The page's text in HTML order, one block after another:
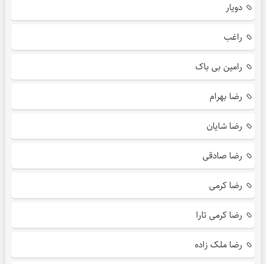
دویار
راغب
رامین بی باک
رضا بهرام
رضا شایان
رضا صادقی
رضا کرمی
رضا کرمی تارا
رضا ملک زاده